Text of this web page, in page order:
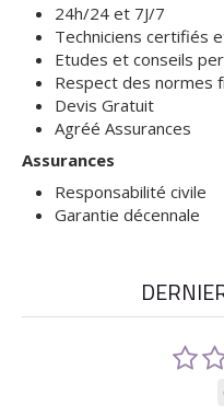
24h/24 et 7J/7
Techniciens certifiés
Etudes et conseils
Respect des normes
Devis Gratuit
Agréé Assurances
Assurances
Responsabilité civile
Garantie décennale